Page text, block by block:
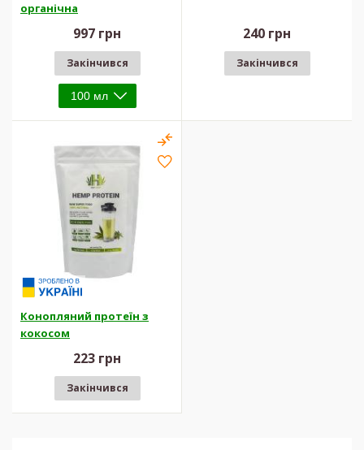
органічна
997 грн
Закінчився
240 грн
Закінчився
Конопляний протеїн з
кокосом
223 грн
Закінчився